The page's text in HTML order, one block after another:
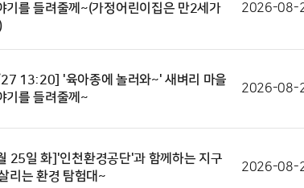
기를 들려줄께~(가정어린이집은 만2세가
2026-08-
13:20] '육아종에 놀러와~' 새벼리 마을
기를 들려줄께~
2026-08-
25일 화]'인천환경공단'과 함께하는 지구
리는 환경 탐험대~
2026-08-